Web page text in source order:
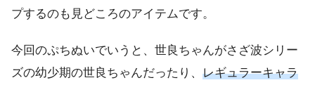
プするのも見どころのアイテムです。
今回のぷちぬいでいうと、世良ちゃんがさざ波シリー
ズの幼少期の世良ちゃんだったり、 レギュラーキャラ